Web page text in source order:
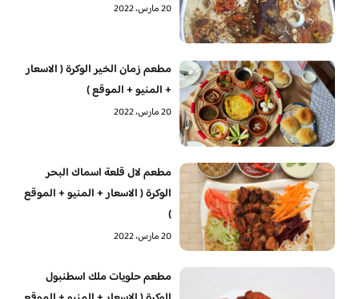
20 مارس، 2022
مطعم زمان الخير الوكرة ( الاسعار
+ المنيو + الموقع )
20 مارس، 2022
مطعم لال قلعة اسماك البحر
الوكرة ( الاسعار + المنيو + الموقع
)
20 مارس، 2022
‏مطعم حلويات ملك اسطنبول